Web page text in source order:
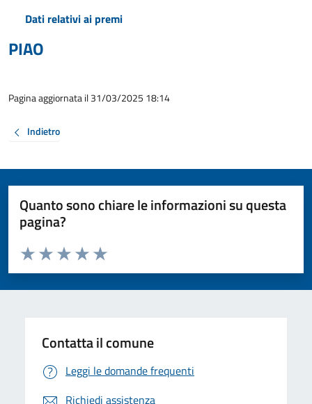
Dati relativi ai premi
PIAO
Pagina aggiornata il 31/03/2025 18:14
Indietro
Quanto sono chiare le informazioni su questa
pagina?
Valuta da 1 a 5 stelle la pagina
Valuta 5 stelle su 5
Valuta 4 stelle su 5
Valuta 3 stelle su 5
Valuta 2 stelle su 5
Valuta 1 stelle su 5
Contatta il comune
Leggi le domande frequenti
Richiedi assistenza